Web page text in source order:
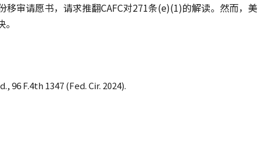
审请愿书，请求推翻CAFC对271条(e)(1)的解读。然而，美
96 F.4th 1347 (Fed. Cir. 2024).